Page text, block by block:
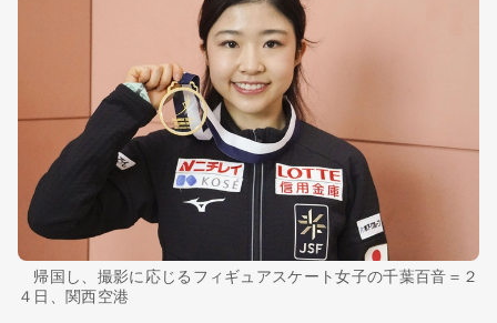
帰国し、撮影に応じるフィギュアスケート女子の千葉百音＝２
４日、関西空港